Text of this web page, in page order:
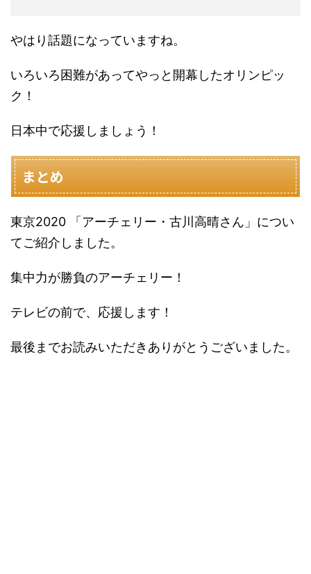
やはり話題になっていますね。
いろいろ困難があってやっと開幕したオリンピッ
ク！
日本中で応援しましょう！
まとめ
東京2020 「アーチェリー・古川高晴さん」につい
てご紹介しました。
集中力が勝負のアーチェリー！
テレビの前で、応援します！
最後までお読みいただきありがとうございました。